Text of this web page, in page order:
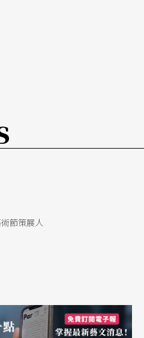
們觀眾與劇中的明眼
往能透過劇中人物性格、
奈時，用文本與人物所
劇場因為能夠現場看到這
，也瞬間想起已經久違了
，國家劇院裡演出的《離
感化院宿舍晚間的歌
節策展人